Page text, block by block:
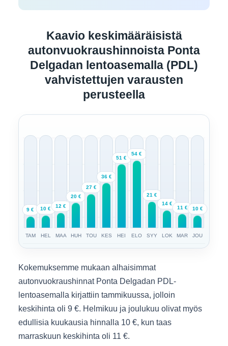
Kaavio keskimääräisistä
autonvuokraushinnoista Ponta
Delgadan lentoasemalla (PDL)
vahvistettujen varausten
perusteella
9 €
TAM
10 €
HEL
12 €
MAA
20 €
HUH
27 €
TOU
36 €
KES
51 €
HEI
54 €
ELO
21 €
SYY
14 €
LOK
11 €
MAR
10 €
JOU
Kokemuksemme mukaan alhaisimmat
autonvuokraushinnat Ponta Delgadan PDL-
lentoasemalla kirjattiin tammikuussa, jolloin
keskihinta oli 9 €. Helmikuu ja joulukuu olivat myös
edullisia kuukausia hinnalla 10 €, kun taas
marraskuun keskihinta oli 11 €.